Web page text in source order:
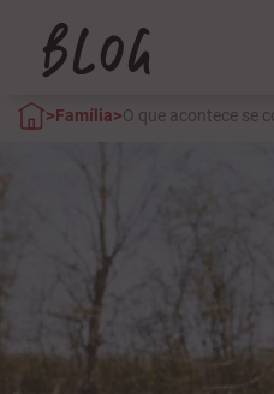
>Família>O que acontece se